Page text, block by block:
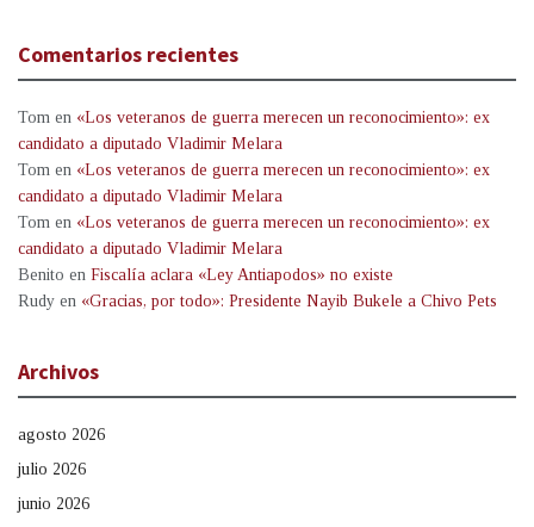
Comentarios recientes
Tom en «Los veteranos de guerra merecen un reconocimiento»: ex
candidato a diputado Vladimir Melara
Tom en «Los veteranos de guerra merecen un reconocimiento»: ex
candidato a diputado Vladimir Melara
Tom en «Los veteranos de guerra merecen un reconocimiento»: ex
candidato a diputado Vladimir Melara
Benito en Fiscalía aclara «Ley Antiapodos» no existe
Rudy en «Gracias, por todo»: Presidente Nayib Bukele a Chivo Pets
Archivos
agosto 2026
julio 2026
junio 2026